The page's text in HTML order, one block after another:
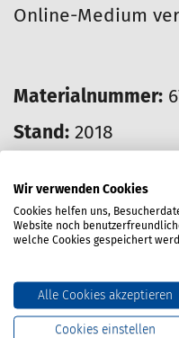
Online-Medium
Materialnummer:
Stand: 2018
Preis für Mitglieder:
0.00 Euro
bestellt werden.
Wir verwenden Cookies
Cookies helfen uns,
Website noch
welche Cookies gespeichert
Alle Cookies akzeptieren
Cookies einstellen